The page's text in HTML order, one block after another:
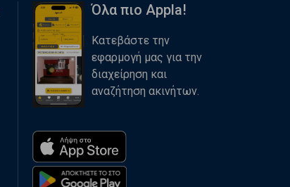
Όλα πιο Appla!
Κατεβάστε την
εφαρμογή μας για την
διαχείρηση και
αναζήτηση ακινήτων.